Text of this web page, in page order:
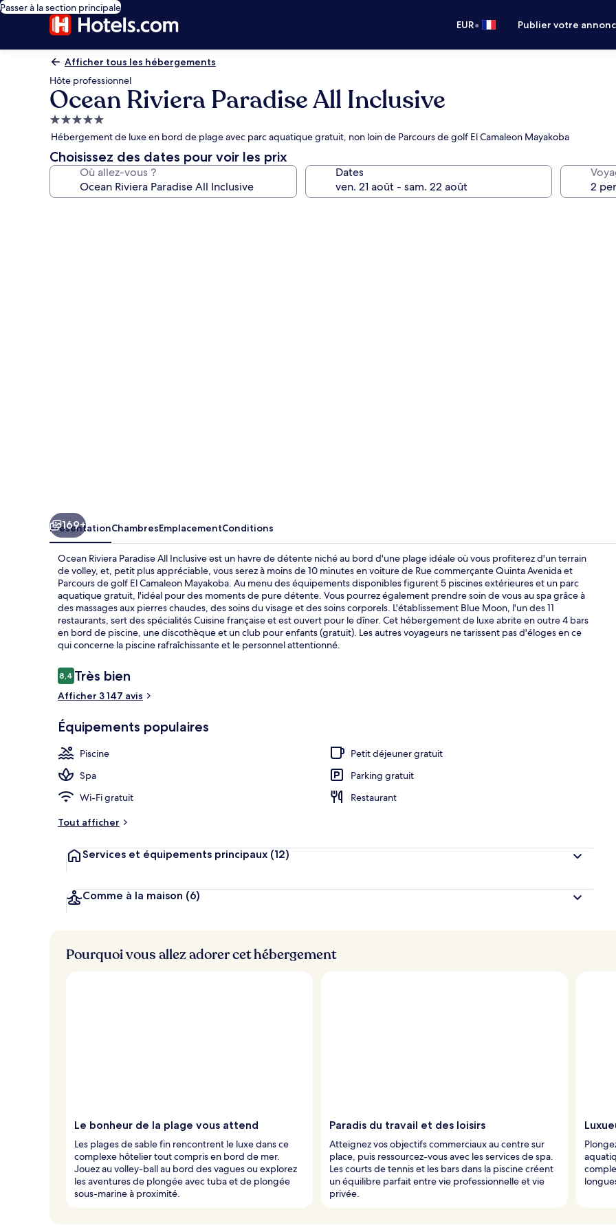
Passer à la section principale
EUR• Publier votre
Afficher tous les hébergements
Hôte professionnel
Ocean Riviera Paradise All Inclusive
Hébergement
5.0 étoiles
Hébergement de luxe en bord de plage avec parc aquatique gratuit, non loin de Parcours de golf El Camaleon Mayakoba
Choisissez des dates pour voir les prix
Où allez-vous ? Dates
Suite (Eden
169+
PrésentationChambresEmplacementConditions
Ocean Riviera Paradise All Inclusive est un havre de détente niché au bord d'une plage idéale où vous profiterez d'un terrain
de volley, et, petit plus appréciable, vous serez à moins de 10 minutes en voiture de Rue commerçante Quinta Avenida et
Parcours de golf El Camaleon Mayakoba. Au menu des équipements disponibles figurent 5 piscines extérieures et un parc
aquatique gratuit, l'idéal pour des moments de pure détente. Vous pourrez également prendre soin de vous au spa grâce à
des massages aux pierres chaudes, des soins du visage et des soins corporels. L'établissement Blue Moon, l'un des 11
restaurants, sert des spécialités Cuisine française et est ouvert pour le dîner. Cet hébergement de luxe abrite en outre 4 bars
en bord de piscine, une discothèque et un club pour enfants (gratuit). Les autres voyageurs ne tarissent pas d'éloges en ce
qui concerne la piscine rafraîchissante et le personnel attentionné.
Avis
voyageurs
8,48,4 sur 10
Très bien
Afficher 3 147 avis
Équipements populaires
Piscine
Petit déjeuner gratuit
Spa
Parking gratuit
Wi-Fi gratuit
Restaurant
Tout afficher
Services et équipements principaux (12)
Comme à la maison (6)
Pourquoi vous allez adorer cet hébergement
Le bonheur de la plage vous attend
Les plages de sable fin rencontrent le luxe dans ce
complexe hôtelier tout compris en bord de mer.
Jouez au volley-ball au bord des vagues ou explorez
les aventures de plongée avec tuba et de plongée
sous-marine à proximité.
Paradis du travail et des loisirs
Atteignez vos objectifs commerciaux au centre sur
place, puis ressourcez-vous avec les services de spa.
Les courts de tennis et les bars dans la piscine créent
un équilibre parfait entre vie professionnelle et vie
privée.